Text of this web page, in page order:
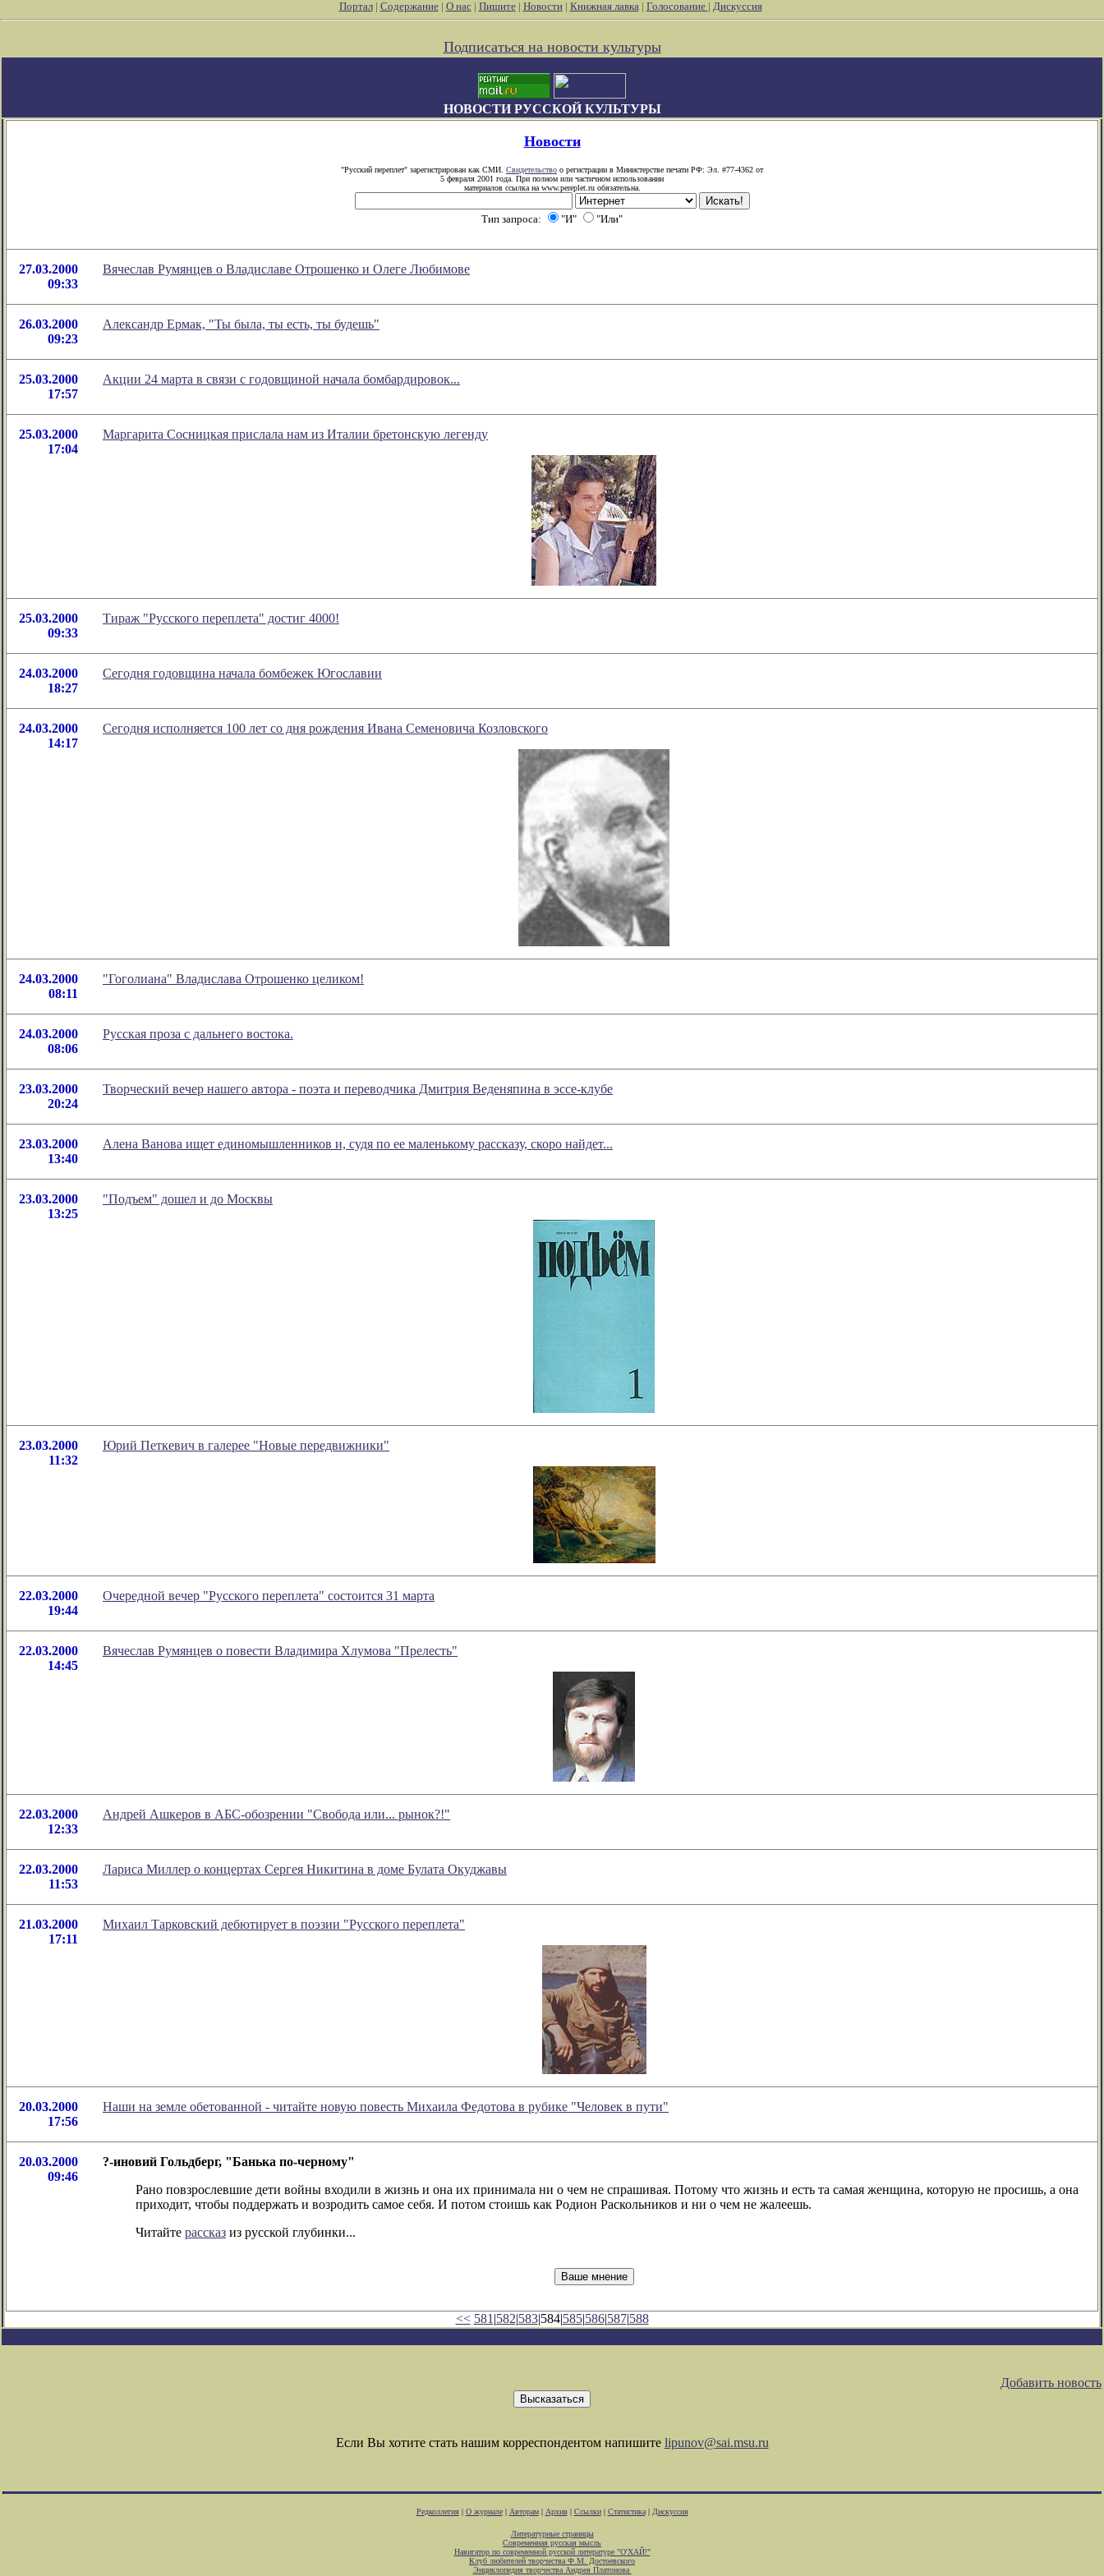
Портал| Содержание| О нас| Пишите| Новости| Книжная лавка| Голосование | Дискуссия
Подписаться на новости культуры
НОВОСТИ РУССКОЙ КУЛЬТУРЫ
Новости
"Русский переплет" зарегистрирован как СМИ. Свидетельство о регистрации в Министерстве печати РФ: Эл. #77-4362 от
5 февраля 2001 года. При полном или частичном использовании
материалов ссылка на www.pereplet.ru обязательна.
Тип запроса: "И" "Или"
27.03.2000
09:33
Вячеслав Румянцев о Владиславе Отрошенко и Олеге Любимове
26.03.2000
09:23
Александр Ермак, "Ты была, ты есть, ты будешь"
25.03.2000
17:57
Акции 24 марта в связи с годовщиной начала бомбардировок...
25.03.2000
17:04
Маргарита Сосницкая прислала нам из Италии бретонскую легенду
25.03.2000
09:33
Тираж "Русского переплета" достиг 4000!
24.03.2000
18:27
Сегодня годовщина начала бомбежек Югославии
24.03.2000
14:17
Сегодня исполняется 100 лет со дня рождения Ивана Семеновича Козловского
24.03.2000
08:11
"Гоголиана" Владислава Отрошенко целиком!
24.03.2000
08:06
Русская проза с дальнего востока.
23.03.2000
20:24
Творческий вечер нашего автора - поэта и переводчика Дмитрия Веденяпина в эссе-клубе
23.03.2000
13:40
Алена Ванова ищет единомышленников и, судя по ее маленькому рассказу, скоро найдет...
23.03.2000
13:25
"Подъем" дошел и до Москвы
23.03.2000
11:32
Юрий Петкевич в галерее "Новые передвижники"
22.03.2000
19:44
Очередной вечер "Русского переплета" состоится 31 марта
22.03.2000
14:45
Вячеслав Румянцев о повести Владимира Хлумова "Прелесть"
22.03.2000
12:33
Андрей Ашкеров в АБС-обозрении "Свобода или... рынок?!"
22.03.2000
11:53
Лариса Миллер о концертах Сергея Никитина в доме Булата Окуджавы
21.03.2000
17:11
Михаил Тарковский дебютирует в поэзии "Русского переплета"
20.03.2000
17:56
Наши на земле обетованной - читайте новую повесть Михаила Федотова в рубике "Человек в пути"
20.03.2000
09:46
?-иновий Гольдберг, "Банька по-черному"
Рано повзрослевшие дети войны входили в жизнь и она их принимала ни о чем не спрашивая. Потому что жизнь и есть та самая женщина, которую не просишь, а она
приходит, чтобы поддержать и возродить самое себя. И потом стоишь как Родион Раскольников и ни о чем не жалеешь.
Читайте рассказ из русской глубинки...
<< 581 |582|583|584|585|586|587|588
Добавить новость
Если Вы хотите стать нашим корреспондентом напишите lipunov@sai.msu.ru
Редколлегия| О журнале| Авторам| Архив| Ссылки| Статистика| Дискуссия
Литературные страницы
Современная русская мысль
Навигатор по современной русской литературе "О'ХАЙ!"
Клуб любителей творчества Ф.М. Достоевского
Энциклопедия творчества Андрея Платонова